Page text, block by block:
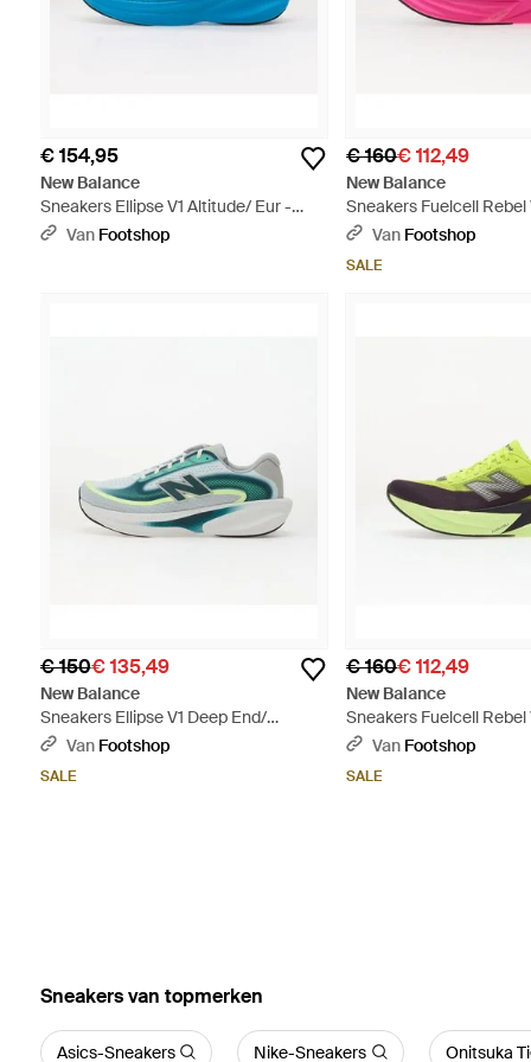
€ 154,95
New Balance
Sneakers Ellipse V1 Altitude/ Eur -
Blauw
Van Footshop
€ 160€ 112,49
New Balance
Sneakers Fuelcell
Rosewood Eur - Roze
Van Footshop
SALE
€ 150€ 135,49
New Balance
Sneakers Ellipse V1 Deep End/
Medusa/ Afterglow Eur - Blauw
Van Footshop
SALE
€ 160€ 112,49
New Balance
Sneakers Fuelcell
Boyseerry/ Dark
Van Footshop
SALE
‪Sneakers‬ van topmerken
Asics-Sneakers Nike-Sneakers Onitsuka